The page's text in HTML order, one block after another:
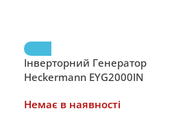
Інверторний Генератор
Heckermann EYG2000IN
Надійне Джерело Енергії
Немає в наявності